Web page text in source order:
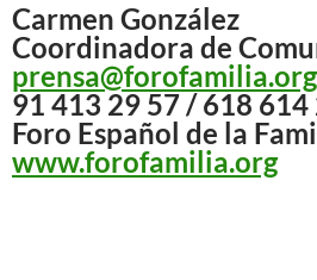
Carmen González
Coordinadora de
prensa@forofamilia.org
91 413 29 57 / 618 614
Foro Español de la
www.forofamilia.org